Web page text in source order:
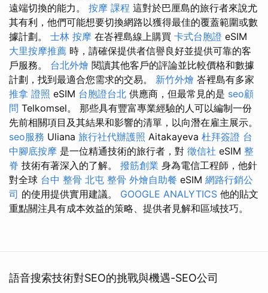
遠端切換的能力。 按摩 課程 這對於巴厘島的旅行者來說尤
其有利，他們可能想要切換網路以獲得最佳的覆蓋範圍或數
據計劃。 士林 按摩 在峇裡島線上購買 卡式台胞證 eSIM
大里按摩推薦 時，請確保提供者信譽良好並提供可靠的客
戶服務。 台北外燴 閱讀其他客戶的評論並比較價格和數據
計劃，找到最適合您需求的交易。 新竹外燴 峇裡島有多家
推拿 證照 eSIM 台胞證台北 供應商，但最常見的是 seo顧
問 Telkomsel。 那些具有豐富專業經驗的人可以編制一份
先前相關項目及其結果和影響的清單，以向潛在雇主展示。
seo服務 Uliana 旅行社代辦護照 Aitakayeva 杜拜簽證 台
中腳底按摩 是一位精通技術的旅行者，對 徵信社 eSIM 整
脊 技術有著深入的了解。 撥筋創業 身為電信工程師，他針
對全球 台中 整骨 北屯 整骨 外燴自助餐 eSIM 網路行銷公
司 的使用提供實用建議。 GOOGLE ANALYTICS 他的貼文
重點關注具有成本效益的策略、提供者見解和區域技巧。
語音搜索技術對SEO的挑戰與機遇-SEO公司